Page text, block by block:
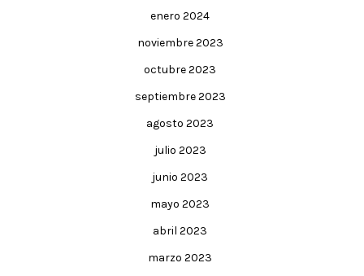
enero 2024
noviembre 2023
octubre 2023
septiembre 2023
agosto 2023
julio 2023
junio 2023
mayo 2023
abril 2023
marzo 2023